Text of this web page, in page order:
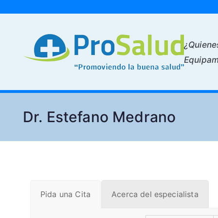
Dr. Estefano Medrano
Pida una Cita Acerca del especialista